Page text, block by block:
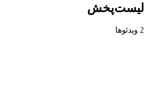
لیست‌پخش